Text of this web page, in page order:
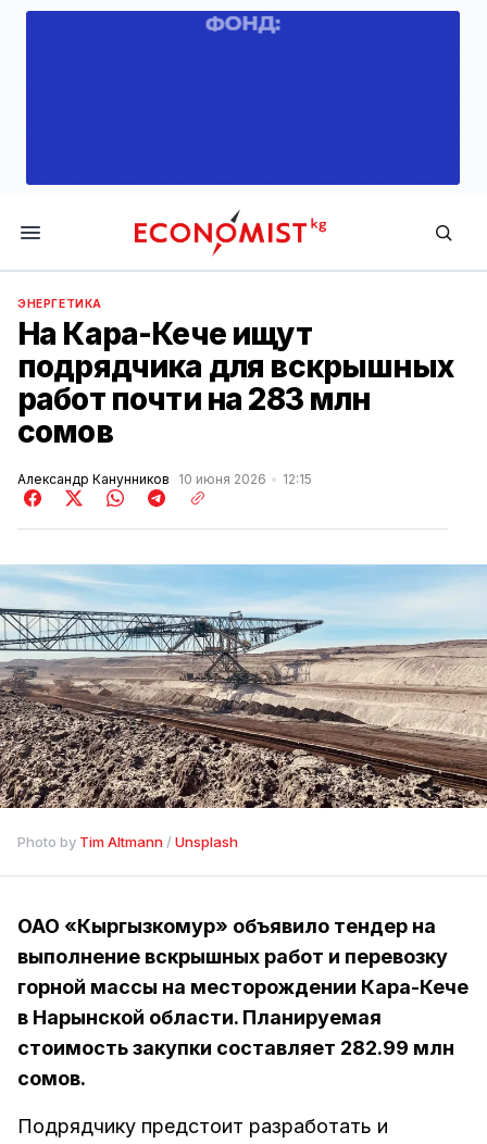
Economist.kg
ЭНЕРГЕТИКА
На Кара-Кече ищут
подрядчика для вскрышных
работ почти на 283 млн
сомов
Александр Канунников 10 июня 2026 12:15
Photo by Tim Altmann / Unsplash
ОАО «Кыргызкомур» объявило тендер на
выполнение вскрышных работ и перевозку
горной массы на месторождении Кара-Кече
в Нарынской области. Планируемая
стоимость закупки составляет 282.99 млн
сомов.
Подрядчику предстоит разработать и